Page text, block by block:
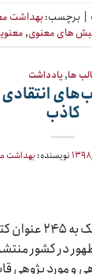
| برچسب:بهداشت
های معنوی,
ها,یادداشت
کاذب
۱۱ نویسنده: بهداشت
بهداشت معنوی؛
در کشور
و مورد پژوهی